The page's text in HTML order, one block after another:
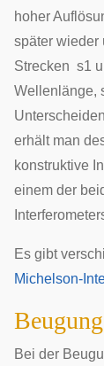
hoher
später wieder
Strecken s1
Wellenlänge,
erhält man
konstruktive
einem der
Es gibt
Michelson-
Bei der